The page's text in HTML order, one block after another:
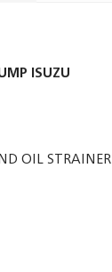
ISUZU
OIL STRAINER